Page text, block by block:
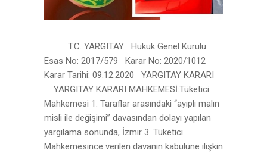
T.C. YARGITAY Hukuk Genel Kurulu
Esas No: 2017/579 Karar No: 2020/1012
Karar Tarihi: 09.12.2020 YARGITAY KARARI
YARGITAY KARARI MAHKEMESİ:Tüketici
Mahkemesi 1. Taraflar arasındaki “ayıplı malın
misli ile değişimi” davasından dolayı yapılan
yargılama sonunda, İzmir 3. Tüketici
Mahkemesince verilen davanın kabulüne ilişkin